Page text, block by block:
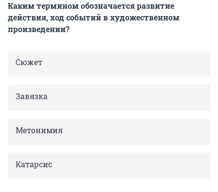
Каким термином обозначается развитие
действия, ход событий в художественном
произведении?
Сюжет
Завязка
Метонимия
Катарсис